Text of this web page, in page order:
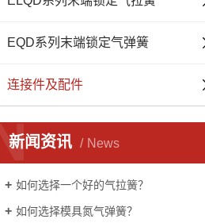
EQD系列末端锁定气弹簧
连接件及配件
新闻资讯 News
如何选择一个好的气拉簧？
如何选择模具氮气弹簧？